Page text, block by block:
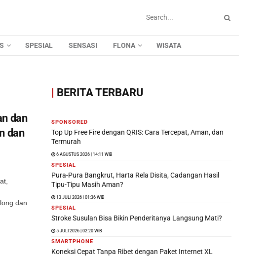
SPESIAL SENSASI FLONA WISATA
dan
dan
dan
| BERITA TERBARU
SPONSORED
Top Up Free Fire dengan QRIS: Cara Tercepat, Aman, dan
Termurah
6 AGUSTUS 2026 | 14:11 WIB
SPESIAL
Pura-Pura Bangkrut, Harta Rela Disita, Cadangan Hasil
Tipu-Tipu Masih Aman?
13 JULI 2026 | 01:36 WIB
SPESIAL
Stroke Susulan Bisa Bikin Penderitanya Langsung Mati?
5 JULI 2026 | 02:20 WIB
SMARTPHONE
Koneksi Cepat Tanpa Ribet dengan Paket Internet XL